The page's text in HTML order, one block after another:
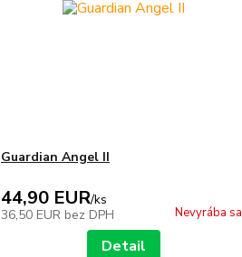
Guardian Angel II
44,90 EUR/ks
36,50 EUR bez DPH Nevyrába sa
Detail